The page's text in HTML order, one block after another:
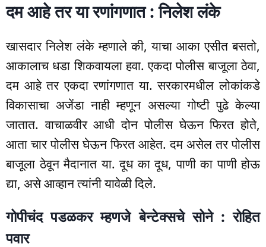
दम आहे तर या रणांगणात : निलेश लंके
खासदार निलेश लंके म्हणाले की, याचा आका एसीत बसतो,
आकालाच धडा शिकवायला हवा. एकदा पोलीस बाजूला ठेवा,
दम आहे तर एकदा रणांगणात या. सरकारमधील लोकांकडे
विकासाचा अजेंडा नाही म्हणून असल्या गोष्टी पुढे केल्या
जातात. वाचाळवीर आधी दोन पोलीस घेऊन फिरत होते,
आता चार पोलीस घेऊन फिरत आहेत. दम असेल तर पोलीस
बाजूला ठेवून मैदानात या. दूध का दूध, पाणी का पाणी होऊ
द्या, असे आव्हान त्यांनी यावेळी दिले.
गोपीचंद पडळकर म्हणजे बेन्टेक्सचे सोने : रोहित
पवार